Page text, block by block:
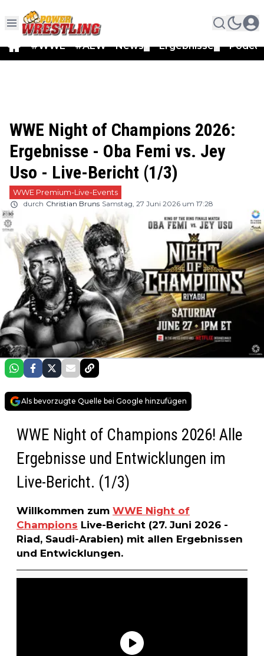
#WWE #AEW News Ergebnisse
WWE Night of Champions 2026:
Ergebnisse - Oba Femi vs. Jey
Uso - Live-Bericht (1/3)
WWE Premium-Live-Events
durch Christian Bruns Samstag, 27 Juni 2026 um 17:28
Als bevorzugte Quelle bei Google hinzufügen
WWE Night of Champions 2026! Alle
Ergebnisse und Entwicklungen im
Live-Bericht. (1/3)
Willkommen zum WWE Night of
Champions Live-Bericht (27. Juni 2026 -
Riad, Saudi-Arabien) mit allen Ergebnissen
und Entwicklungen.